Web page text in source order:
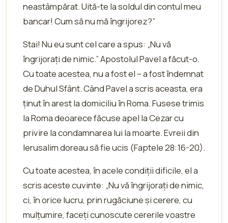
neastâmpărat. Uită-te la soldul din contul meu
bancar! Cum să nu mă îngrijorez?”
Stai! Nu eu sunt cel care a spus: „Nu vă
îngrijorați de nimic.” Apostolul Pavel a făcut-o.
Cu toate acestea, nu a fost el – a fost îndemnat
de Duhul Sfânt. Când Pavel a scris aceasta, era
ținut în arest la domiciliu în Roma. Fusese trimis
la Roma deoarece făcuse apel la Cezar cu
privire la condamnarea lui la moarte. Evreii din
Ierusalim doreau să fie ucis (Faptele 28:16-20).
Cu toate acestea, în acele condiții dificile, el a
scris aceste cuvinte: „Nu vă îngrijoraţi de nimic,
ci, în orice lucru, prin rugăciune şi cerere, cu
mulţumire, faceţi cunoscute cererile voastre